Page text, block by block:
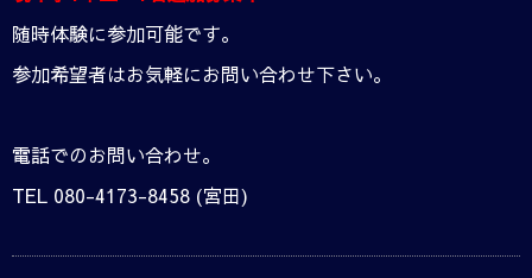
随時体験に参加可能です。
参加希望者はお気軽にお問い合わせ下さい。
電話でのお問い合わせ。
TEL 080-4173-8458 (宮田)